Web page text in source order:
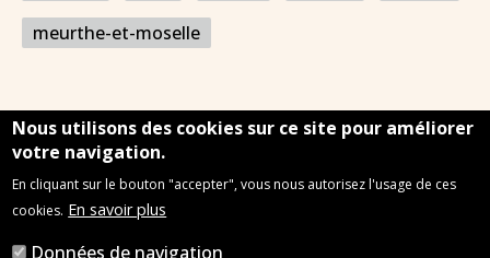
meurthe-et-moselle
Mentions légales Plan du site Nous contacter
Nous utilisons des cookies sur ce site pour améliorer
votre navigation.
En cliquant sur le bouton "accepter", vous nous autorisez l'usage de ces
cookies. En savoir plus
Données de navigation